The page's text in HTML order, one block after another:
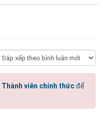
Thành viên chính thứcđể